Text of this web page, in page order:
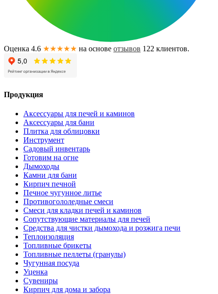
Оценка 4.6 ★★★★★ на основе отзывов 122 клиентов.
Продукция
Аксессуары для печей и каминов
Аксессуары для бани
Плитка для облицовки
Инструмент
Садовый инвентарь
Готовим на огне
Дымоходы
Камни для бани
Кирпич печной
Печное чугунное литье
Противогололедные смеси
Смеси для кладки печей и каминов
Сопутствующие материалы для печей
Средства для чистки дымохода и розжига печи
Теплоизоляция
Топливные брикеты
Топливные пеллеты (гранулы)
Чугунная посуда
Уценка
Сувениры
Кирпич для дома и забора